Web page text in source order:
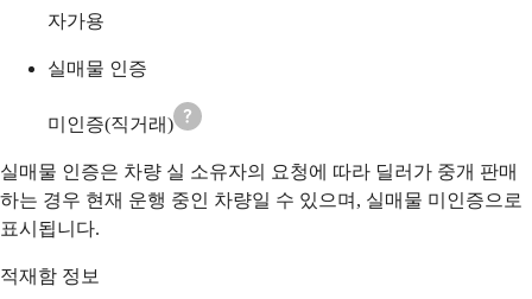
자가용
실매물 인증
미인증(직거래)
실매물 인증은 차량 실 소유자의 요청에 따라 딜러가 중개 판매
하는 경우 현재 운행 중인 차량일 수 있으며, 실매물 미인증으로
표시됩니다.
적재함 정보